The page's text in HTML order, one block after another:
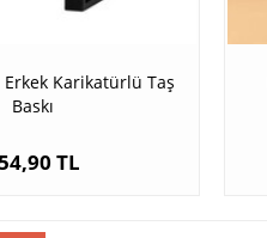
Karikatürlü Taş
Baskı
TL